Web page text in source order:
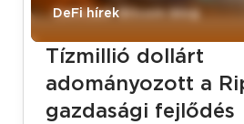
CoinCash Bitcoin blog
DeFi hírek
Tízmillió dollárt
adományozott a
gazdasági fejlődés